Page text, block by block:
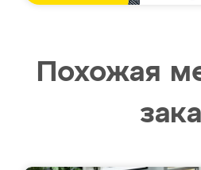
Похожая